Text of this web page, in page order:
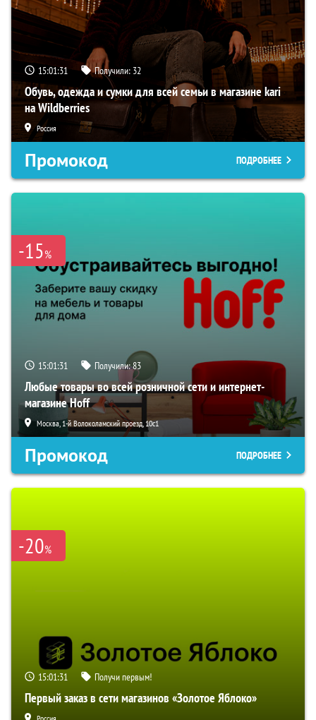
15:01:30 Получили: 32
Обувь, одежда и сумки для всей семьи в магазине kari
на Wildberries
Россия
Промокод ПОДРОБНЕЕ
-15%
15:01:30 Получили:83
Любые товары во всей розничной сети и интернет-
магазине Hoff
Москва, 1-й Волоколамский проезд, 10с1
Промокод ПОДРОБНЕЕ
-20%
15:01:30 Получи первым!
Первый заказ в сети магазинов «Золотое Яблоко»